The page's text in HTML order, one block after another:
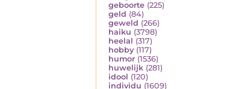
geboorte (225)
geld (84)
geweld (266)
haiku (3798)
heelal (317)
hobby (117)
humor (1536)
huwelijk (281)
idool (120)
individu (1609)